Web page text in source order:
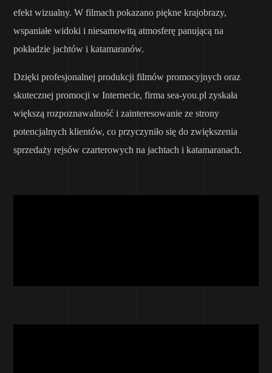
efekt wizualny. W filmach pokazano piękne krajobrazy,
wspaniałe widoki i niesamowitą atmosferę panującą na
pokładzie jachtów i katamaranów.
Dzięki profesjonalnej produkcji filmów promocyjnych oraz
skutecznej promocji w Internecie, firma sea-you.pl zyskała
większą rozpoznawalność i zainteresowanie ze strony
potencjalnych klientów, co przyczyniło się do zwiększenia
sprzedaży rejsów czarterowych na jachtach i katamaranach.